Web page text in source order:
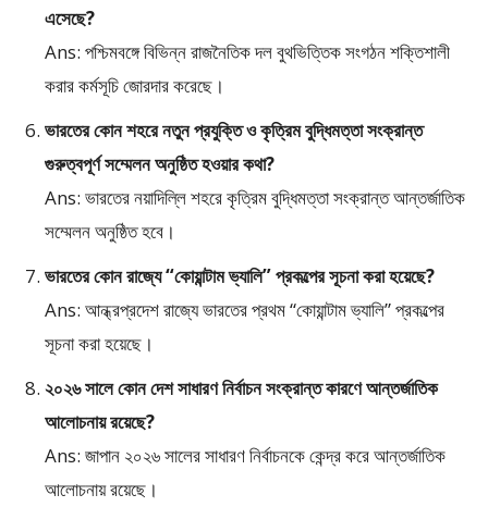
এসেছে?
Ans: পশ্চিমবঙ্গে বিভিন্ন রাজনৈতিক দল বুথভিত্তিক সংগঠন শক্তিশালী
করার কর্মসূচি জোরদার করেছে।
ভারতের কোন শহরে নতুন প্রযুক্তি ও কৃত্রিম বুদ্ধিমত্তা সংক্রান্ত
গুরুত্বপূর্ণ সম্মেলন অনুষ্ঠিত হওয়ার কথা?
Ans: ভারতের নয়াদিল্লি শহরে কৃত্রিম বুদ্ধিমত্তা সংক্রান্ত আন্তর্জাতিক
সম্মেলন অনুষ্ঠিত হবে।
ভারতের কোন রাজ্যে “কোয়ান্টাম ভ্যালি” প্রকল্পের সূচনা করা হয়েছে?
Ans: আন্ধ্রপ্রদেশ রাজ্যে ভারতের প্রথম “কোয়ান্টাম ভ্যালি” প্রকল্পের
সূচনা করা হয়েছে।
২০২৬ সালে কোন দেশ সাধারণ নির্বাচন সংক্রান্ত কারণে আন্তর্জাতিক
আলোচনায় রয়েছে?
Ans: জাপান ২০২৬ সালের সাধারণ নির্বাচনকে কেন্দ্র করে আন্তর্জাতিক
আলোচনায় রয়েছে।